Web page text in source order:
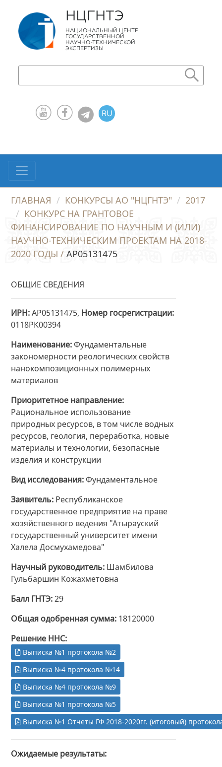
НЦГНТЭ
НАЦИОНАЛЬНЫЙ ЦЕНТР
ГОСУДАРСТВЕННОЙ
НАУЧНО-ТЕХНИЧЕСКОЙ
ЭКСПЕРТИЗЫ
RU
ГЛАВНАЯ КОНКУРСЫ АО "НЦГНТЭ"
2017
КОНКУРС НА ГРАНТОВОЕ
ФИНАНСИРОВАНИЕ ПО НАУЧНЫМ И (ИЛИ)
НАУЧНО-ТЕХНИЧЕСКИМ ПРОЕКТАМ НА 2018-
2020 ГОДЫ /AP05131475
ОБЩИЕ СВЕДЕНИЯ
ИРН AP05131475, Номер госрегистрации
0118РК00394
Наименование Фундаментальные
закономерности реологических свойств
нанокомпозиционных полимерных
материалов
Приоритетное направление
Рациональное использование
природных ресурсов, в том числе водных
ресурсов, геология, переработка, новые
материалы и технологии, безопасные
изделия и конструкции
Вид исследования Фундаментальное
Заявитель Республиканское
государственное предприятие на праве
хозяйственного ведения "Атырауский
государственный университет имени
Халела Досмухамедова"
Научный руководитель Шамбилова
Гульбаршин Кожахметовна
Балл ГНТЭ 29
Общая одобренная сумма 18120000
Решение ННС
Выписка №1 протокола №2
Выписка №4 протокола №14
Выписка №4 протокола №9
Выписка №1 протокола №5
Выписка №1 Отчеты ГФ 2018-2020гг. (итоговый)
Ожидаемые результаты